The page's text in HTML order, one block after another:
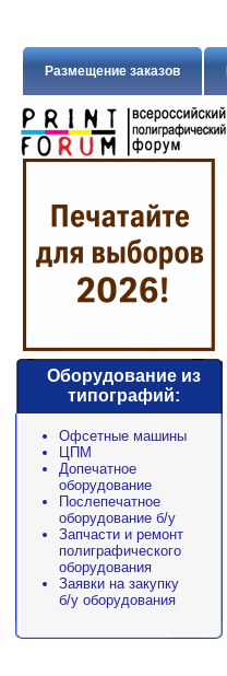
Размещение заказов
Оборудование из
типографий:
Офсетные машины
ЦПМ
Допечатное
оборудование
Послепечатное
оборудование б/у
Запчасти и ремонт
полиграфического
оборудования
Заявки на закупку
б/у оборудования